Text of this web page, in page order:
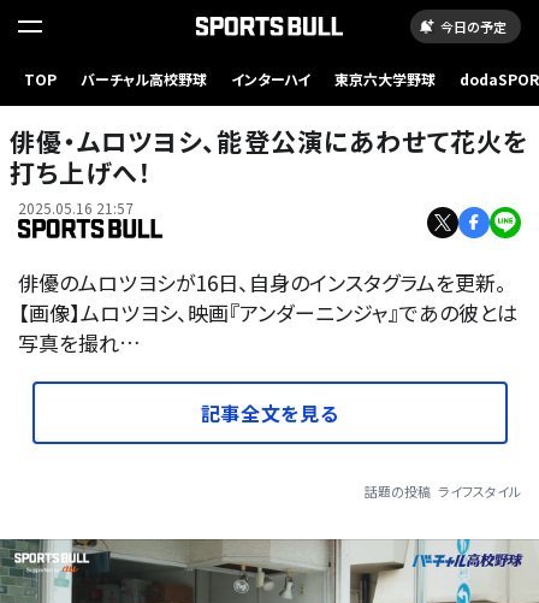
今日の予定
TOP バーチャル高校野球 インターハイ 東京六大学野球
俳優・ムロツヨシ、能登公演にあわせて花火を
打ち上げへ！
2025.05.16 21:57
俳優のムロツヨシが16日、自身のインスタグラムを更新。
【画像】ムロツヨシ、映画『アンダーニンジャ』であの彼とは
写真を撮れ…
記事全文を見る
話題の投稿 ライフスタイル